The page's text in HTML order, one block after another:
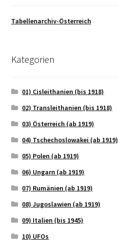
Tabellenarchiv-Österreich
Kategorien
01) Cisleithanien (bis 1918)
02) Transleithanien (bis 1918)
03) Österreich (ab 1919)
04) Tschechoslowakei (ab 1919)
05) Polen (ab 1919)
06) Ungarn (ab 1919)
07) Rumänien (ab 1919)
08) Jugoslawien (ab 1919)
09) Italien (bis 1945)
10) UFOs